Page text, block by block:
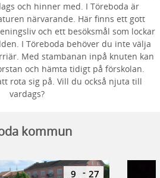
och hinner med. I Töreboda är
närvarande. Här finns ett gott
och ett besöksmål som lockar
I Töreboda behöver du inte välja
Med stambanan inpå knuten kan
och hämta tidigt på förskolan.
rota sig på. Vill du också njuta till
vardags?
kommun
9 - 27